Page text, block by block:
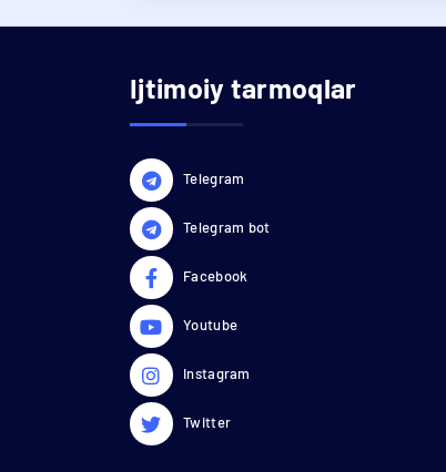
Ijtimoiy tarmoqlar
Telegram
Telegram bot
Facebook
Youtube
Instagram
Twitter